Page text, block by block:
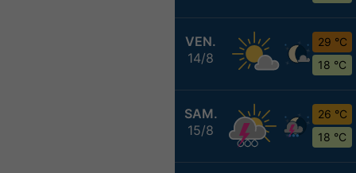
VEN.
14/8
29 °C
18 °C
SAM.
15/8
26 °C
18 °C